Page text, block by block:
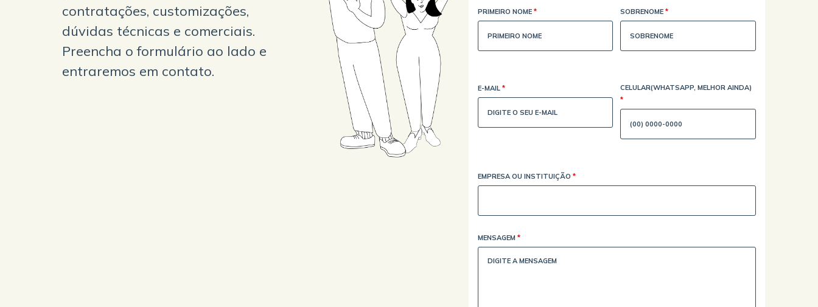
contratações, customizações,
dúvidas técnicas e comerciais.
Preencha o formulário ao lado e
entraremos em contato.
PRIMEIRO NOME * SOBRENOME*
E-MAIL *
CELULAR(WHATSAPP, MELHOR AINDA)
*
EMPRESA OU INSTITUIÇÃO *
MENSAGEM *